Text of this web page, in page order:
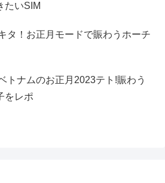
たいSIM
タ！お正月モードで賑わうホーチ
トナムのお正月2023テト!賑わう
をレポ